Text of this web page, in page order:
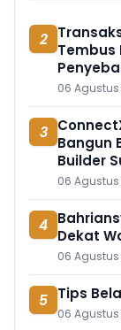
2
Tembus
06 Agustus
3
Bangun
Builder
06 Agustus
4
Dekat
06 Agustus
5 Tips
06 Agustus